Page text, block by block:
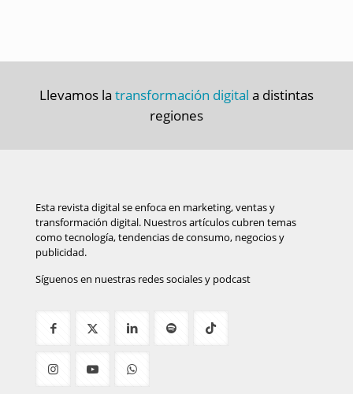
Llevamos la transformación digital a distintas
regiones
Esta revista digital se enfoca en marketing, ventas y
transformación digital. Nuestros artículos cubren temas
como tecnología, tendencias de consumo, negocios y
publicidad.
Síguenos en nuestras redes sociales y podcast